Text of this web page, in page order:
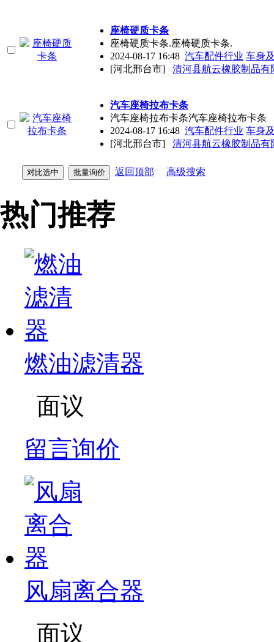
座椅硬质卡条
座椅硬质卡条.座椅硬质卡条.
2024-08-17 16:48 汽车配件行业 车身
[河北邢台市]
清河县航云橡胶制品有
汽车座椅拉布卡条
汽车座椅拉布卡条汽车座椅拉布卡条
2024-08-17 16:48 汽车配件行业 车身
[河北邢台市]
清河县航云橡胶制品有
返回顶部 高级搜索
热门推荐
燃油滤清器
面议
留言询价
风扇离合器
面议